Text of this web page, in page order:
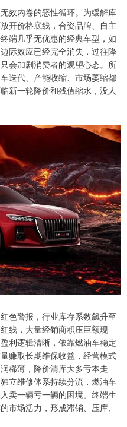
效内卷的恶性循环。为缓解库
开价格底线，合资品牌、自主
端几乎无优惠的经典车型，如
际效应已经完全消失，过往降
会加剧消费者的观望心态。所
迭代、产能收缩、市场萎缩都
新一轮降价和残值缩水，没人
色警报，行业库存系数飙升至
线，大量经销商积压巨额现
利逻辑清晰，依靠燃油车稳定
赚取长期维保收益，经营模式
稀薄，降价清库大多亏本走
立维修体系持续分流，燃油车
卖一辆亏一辆的困境。终端生
市场活力，形成滞销、压库、